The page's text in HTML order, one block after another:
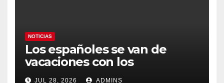
NOTICIAS
Los españoles se van de
vacaciones con los
carburantes hasta un 21%
JUL 28, 2026 ADMINS